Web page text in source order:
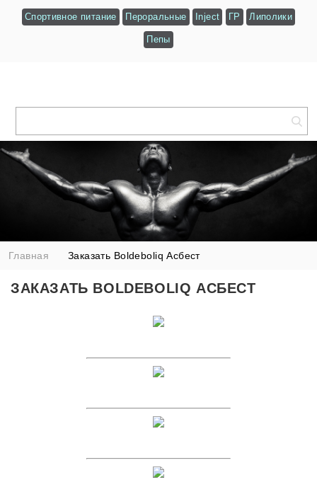
Спортивное питание Пероральные Inject ГР Липолики
Пепы
Главная Заказать Boldeboliq Асбест
ЗАКАЗАТЬ BOLDEBOLIQ АСБЕСТ